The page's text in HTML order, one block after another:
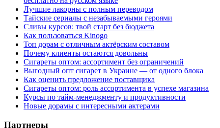
Лучшие лакорны с полным переводом
Тайские сериалы с незабываемыми героями
Сливы курсов: твой старт без бюджета
Как пользоваться Kinogo
Топ дорам с отличным актёрским составом
Почему клиенты остаются довольны
Сигареты оптом: ассортимент без ограничений
Выгодный опт сигарет в Украине — от одного блока
Как оценить предложение поставщика
Сигареты оптом: роль ассортимента в успехе магазина
Курсы по тайм-менеджменту и продуктивности
Новые дорамы с интересными актерами
Партнеры